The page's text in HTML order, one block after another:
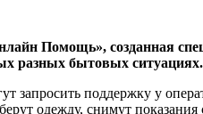
Помощь», созданная
разных бытовых ситуациях.
запросить поддержку у
одежду, снимут